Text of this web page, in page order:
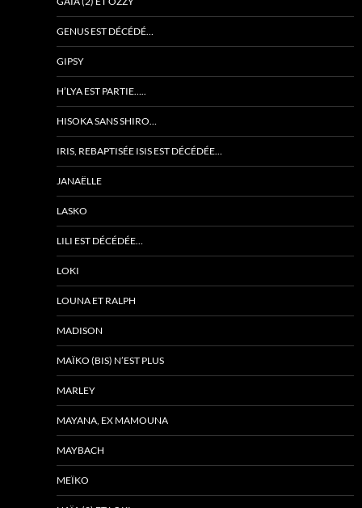
GENUS EST DÉCÉDÉ…
GIPSY
H’LYA EST PARTIE…..
HISOKA SANS SHIRO…
IRIS, REBAPTISÉE ISIS EST DÉCÉDÉE…
JANAËLLE
LASKO
LILI EST DÉCÉDÉE…
LOKI
LOUNA ET RALPH
MADISON
MAÏKO (BIS) N’EST PLUS
MARLEY
MAYANA, EX MAMOUNA
MAYBACH
MEÏKO